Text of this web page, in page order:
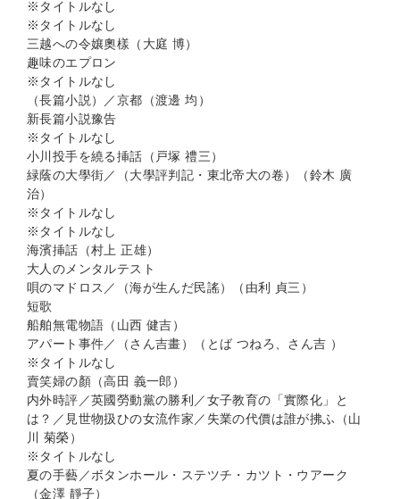
※タイトルなし
※タイトルなし
三越への令孃奧樣（大庭 博）
趣味のエプロン
※タイトルなし
（長篇小説）／京都（渡邊 均）
新長篇小説豫告
※タイトルなし
小川投手を繞る挿話（戸塚 禮三）
緑蔭の大學街／（大學評判記・東北帝大の卷）（鈴木 廣
治）
※タイトルなし
※タイトルなし
海濱挿話（村上 正雄）
大人のメンタルテスト
唄のマドロス／（海が生んだ民謠）（由利 貞三）
短歌
船舶無電物語（山西 健吉）
アパート事件／（さん吉畫）（とば つねろ、さん吉 ）
※タイトルなし
賣笑婦の顏（高田 義一郎）
内外時評／英國勞動黨の勝利／女子教育の「實際化」と
は？／見世物扱ひの女流作家／失業の代價は誰が拂ふ（山
川 菊榮）
※タイトルなし
夏の手藝／ボタンホール・ステツチ・カツト・ウアーク
（金澤 靜子）